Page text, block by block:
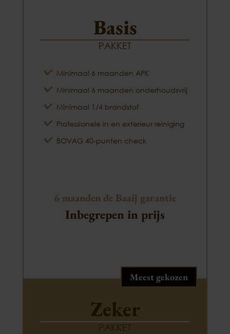
Basis
PAKKET
Minimaal 6 maanden APK
Minimaal 6 maanden onderhoudsvrij
Minimaal 1/4 brandstof
Professionele in en exterieur reiniging
BOVAG 40-punten check
6 maanden de Baaij garantie
Inbegrepen in prijs
Meest gekozen
Zeker
PAKKET